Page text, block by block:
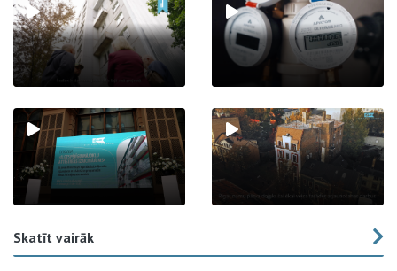
Skatīt vairāk